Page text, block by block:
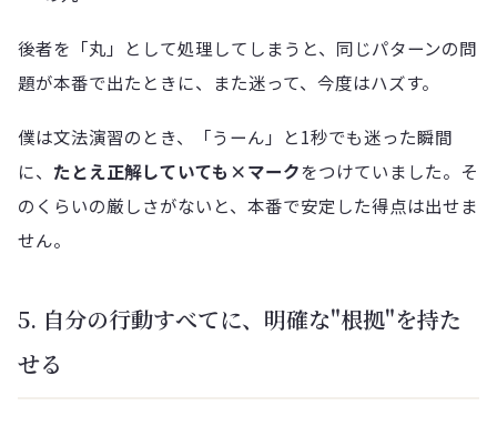
後者を「丸」として処理してしまうと、同じパターンの問
題が本番で出たときに、また迷って、今度はハズす。
僕は文法演習のとき、「うーん」と1秒でも迷った瞬間
に、 たとえ正解していても×マークをつけていました。そ
のくらいの厳しさがないと、本番で安定した得点は出せま
せん。
5. 自分の行動すべてに、明確な"根拠"を持た
せる